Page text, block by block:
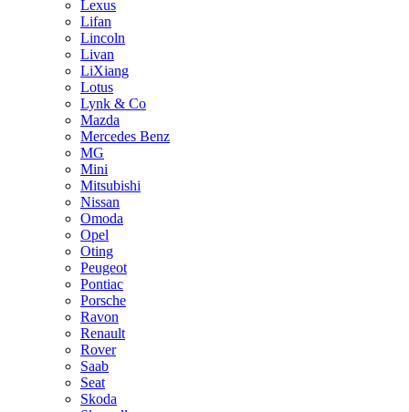
Lexus
Lifan
Lincoln
Livan
LiXiang
Lotus
Lynk & Co
Mazda
Mercedes Benz
MG
Mini
Mitsubishi
Nissan
Omoda
Opel
Oting
Peugeot
Pontiac
Porsche
Ravon
Renault
Rover
Saab
Seat
Skoda